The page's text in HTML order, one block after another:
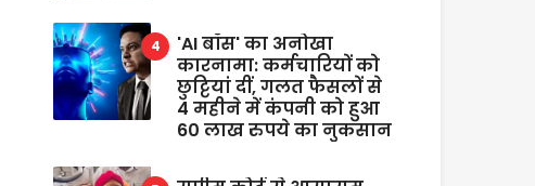
'AI बॉस' का अनोखा
कारनामा: कर्मचारियों को
छुट्टियां दीं, गलत फैसलों से
4 महीने में कंपनी को हुआ
60 लाख रुपये का नुकसान